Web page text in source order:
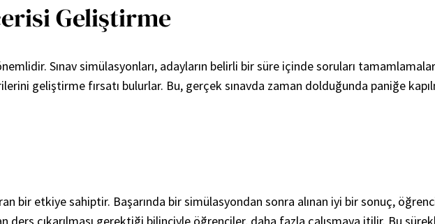
Geliştirme
Sınav simülasyonları, adayların belirli bir süre içinde soruları
geliştirme fırsatı bulurlar. Bu, gerçek sınavda zaman dolduğunda paniğe
bir etkiye sahiptir. Başarında bir simülasyondan sonra alınan iyi bir sonuç,
çıkarılması gerektiği bilinciyle öğrenciler, daha fazla çalışmaya itilir. Bu sürekli